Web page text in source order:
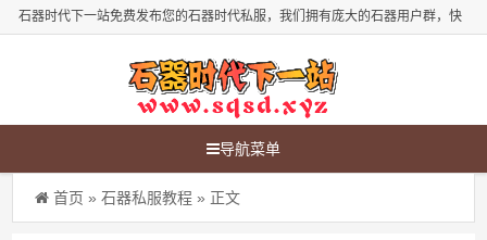
石器时代下一站免费发布您的石器时代私服，我们拥有庞大的石器用户群，快
导航菜单
首页 »石器私服教程 » 正文